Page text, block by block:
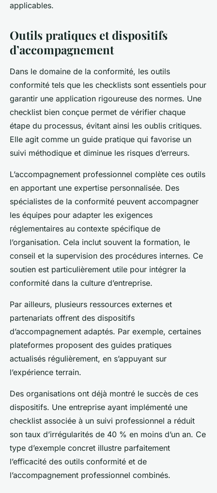
applicables.
Outils pratiques et dispositifs
d’accompagnement
Dans le domaine de la conformité, les outils
conformité tels que les checklists sont essentiels pour
garantir une application rigoureuse des normes. Une
checklist bien conçue permet de vérifier chaque
étape du processus, évitant ainsi les oublis critiques.
Elle agit comme un guide pratique qui favorise un
suivi méthodique et diminue les risques d’erreurs.
L’accompagnement professionnel complète ces outils
en apportant une expertise personnalisée. Des
spécialistes de la conformité peuvent accompagner
les équipes pour adapter les exigences
réglementaires au contexte spécifique de
l’organisation. Cela inclut souvent la formation, le
conseil et la supervision des procédures internes. Ce
soutien est particulièrement utile pour intégrer la
conformité dans la culture d’entreprise.
Par ailleurs, plusieurs ressources externes et
partenariats offrent des dispositifs
d’accompagnement adaptés. Par exemple, certaines
plateformes proposent des guides pratiques
actualisés régulièrement, en s’appuyant sur
l’expérience terrain.
Des organisations ont déjà montré le succès de ces
dispositifs. Une entreprise ayant implémenté une
checklist associée à un suivi professionnel a réduit
son taux d’irrégularités de 40 % en moins d’un an. Ce
type d’exemple concret illustre parfaitement
l’efficacité des outils conformité et de
l’accompagnement professionnel combinés.